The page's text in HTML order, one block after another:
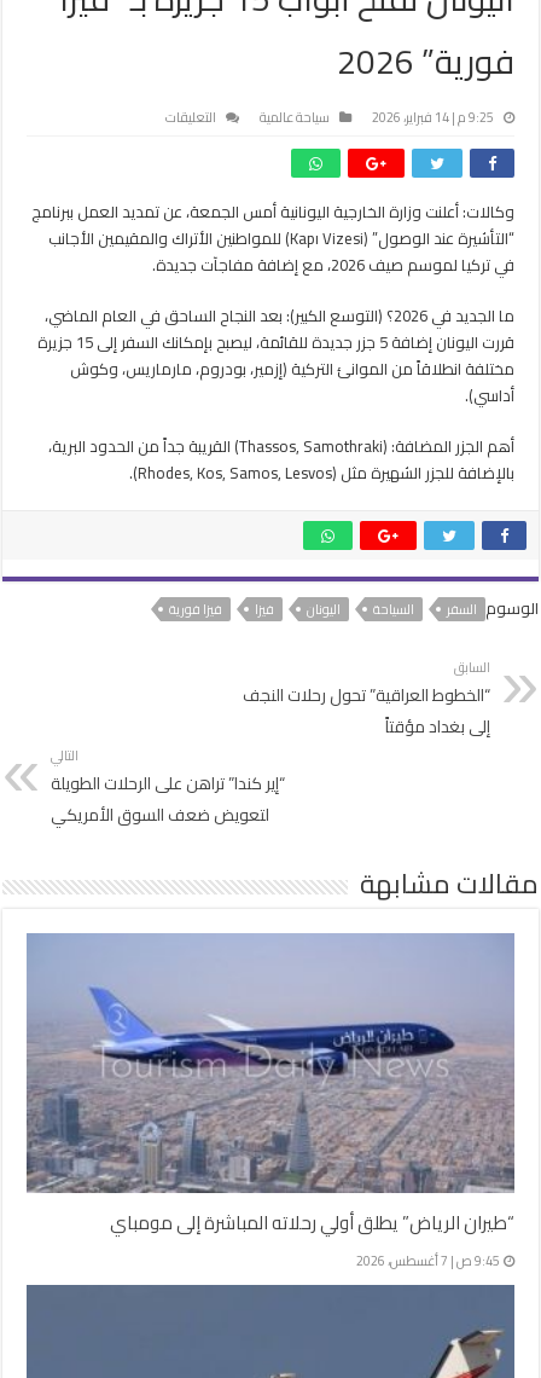
فورية” 2026
9:25 م | 14 فبراير، 2026 سياحة عالمية التعليقات
15
جزيرة
بـ
فورية”
2026
مغلقة
وكالات: أعلنت وزارة الخارجية اليونانية أمس الجمعة، عن تمديد العمل ببرنامج
“التأشيرة عند الوصول” (Kapı Vizesi) للمواطنين الأتراك والمقيمين الأجانب
في تركيا لموسم صيف 2026، مع إضافة مفاجآت جديدة.
ما الجديد في 2026؟ (التوسع الكبير): بعد النجاح الساحق في العام الماضي،
قررت اليونان إضافة 5 جزر جديدة للقائمة، ليصبح بإمكانك السفر إلى 15 جزيرة
مختلفة انطلاقاً من الموانئ التركية (إزمير، بودروم، مارماريس، وكوش
أداسي).
أهم الجزر المضافة: (Thassos, Samothraki) القريبة جداً من الحدود البرية،
بالإضافة للجزر الشهيرة مثل (Rhodes, Kos, Samos, Lesvos).
الوسوم السفر السياحة اليونان فيزا فيزا فورية
السابق
“الخطوط العراقية” تحول رحلات النجف
إلى بغداد مؤقتاً
التالي
“إير كندا” تراهن على الرحلات الطويلة
لتعويض ضعف السوق الأمريكي
مقالات مشابهة
“طيران الرياض” يطلق أولي رحلاته المباشرة إلى مومباي
9:45 ص | 7 أغسطس، 2026